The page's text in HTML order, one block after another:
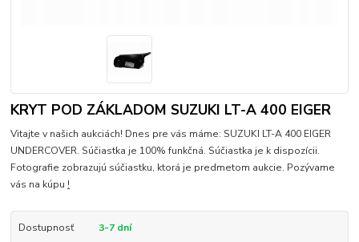
KRYT POD ZÁKLADOM SUZUKI LT-A 400 EIGER
Vitajte v našich aukciách! Dnes pre vás máme: SUZUKI LT-A 400 EIGER
UNDERCOVER. Súčiastka je 100% funkčná. Súčiastka je k dispozícii.
Fotografie zobrazujú súčiastku, ktorá je predmetom aukcie. Pozývame
vás na kúpu !
Dostupnosť 3-7 dní